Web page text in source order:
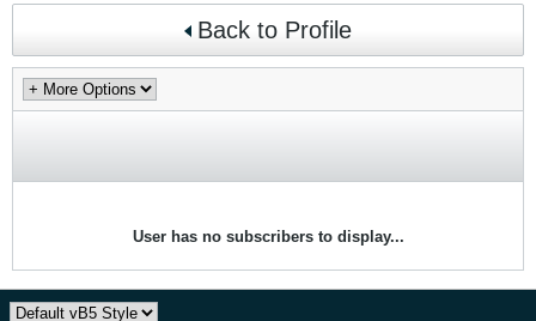
Back to Profile
User has no subscribers to display...